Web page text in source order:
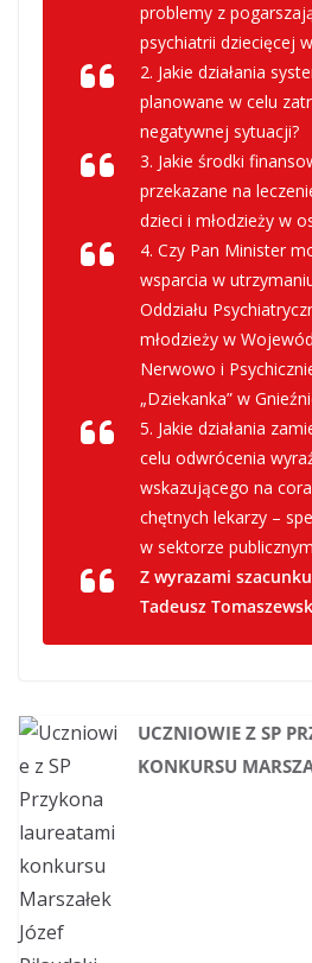
problemy z
psychiatrii dziecięcej
2. Jakie działania
planowane w celu
negatywnej sytuacji?
3. Jakie środki
przekazane na
dzieci i młodzieży w
4. Czy Pan Minister
wsparcia w
Oddziału
młodzieży w
Nerwowo i
„Dziekanka” w
5. Jakie działania
celu odwrócenia
wskazującego na
chętnych lekarzy –
w sektorze
Z wyrazami szacunku
Tadeusz
UCZNIOWIE Z SP
KONKURSU